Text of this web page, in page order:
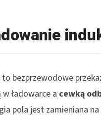
to bezprzewodowe
ładowarce a cewką
pola jest zamieniana